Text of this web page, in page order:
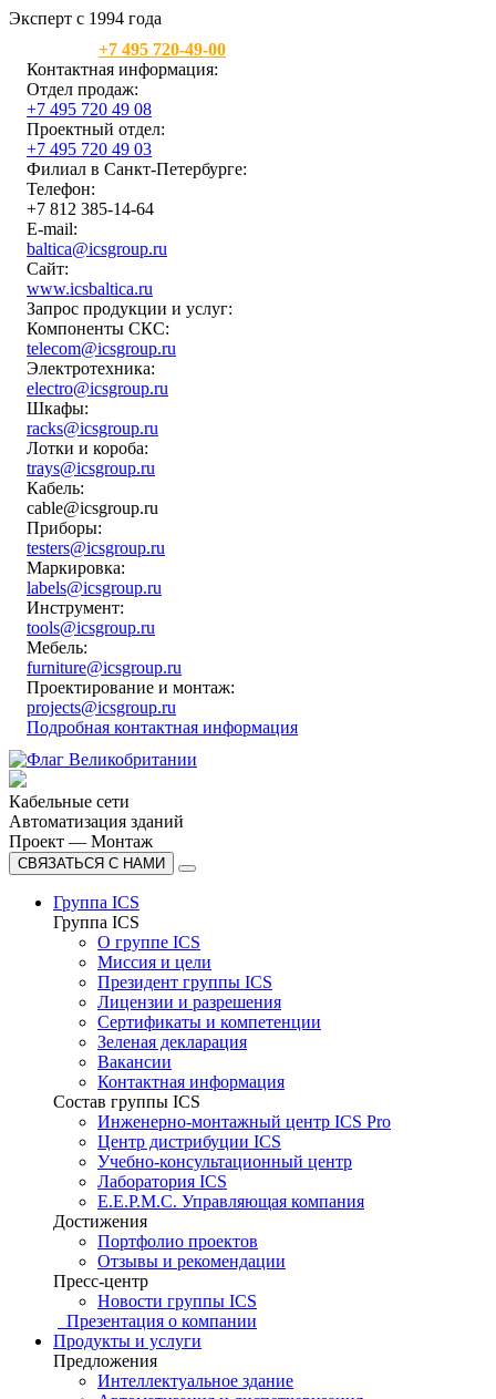
Эксперт с 1994 года
+7 495 720-49-00
Контактная информация:
Отдел продаж:
+7 495 720 49 08
Проектный отдел:
+7 495 720 49 03
Филиал в Санкт-Петербурге:
Телефон:
+7 812 385-14-64
E-mail:
baltica@icsgroup.ru
Сайт:
www.icsbaltica.ru
Запрос продукции и услуг:
Компоненты СКС:
telecom@icsgroup.ru
Электротехника:
electro@icsgroup.ru
Шкафы:
racks@icsgroup.ru
Лотки и короба:
trays@icsgroup.ru
Кабель:
cable@icsgroup.ru
Приборы:
testers@icsgroup.ru
Маркировка:
labels@icsgroup.ru
Инструмент:
tools@icsgroup.ru
Мебель:
furniture@icsgroup.ru
Проектирование и монтаж:
projects@icsgroup.ru
Подробная контактная информация
Кабельные сети
Автоматизация зданий
Проект — Монтаж
СВЯЗАТЬСЯ С НАМИ
Группа ICS
Группа ICS
О группе ICS
Миссия и цели
Президент группы ICS
Лицензии и разрешения
Сертификаты и компетенции
Зеленая декларация
Вакансии
Контактная информация
Состав группы ICS
Инженерно-монтажный центр ICS Pro
Центр дистрибуции ICS
Учебно-консультационный центр
Лаборатория ICS
E.E.P.M.C. Управляющая компания
Достижения
Портфолио проектов
Отзывы и рекомендации
Пресс-центр
Новости группы ICS
Презентация о компании
Продукты и услуги
Предложения
Интеллектуальное здание